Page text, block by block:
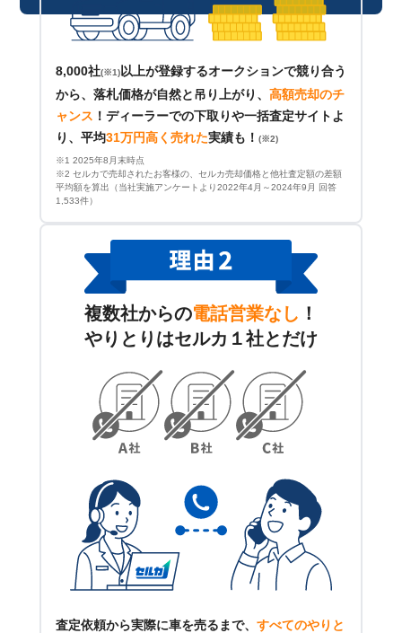
8,000社(※1) 以上が登録するオークションで競り合う
から、落札価格が自然と吊り上がり、 高額売却のチ
ャンス ！ ディーラーでの下取りや一括査定サイトよ
り、平均31万円高く売れた実績も！ (※2)
※1 2025年8月末時点
※2 セルカで売却されたお客様の、セルカ売却価格と他社査定額の差額
平均額を算出（当社実施アンケートより2022年4月～2024年9月 回答
1,533件）
複数社からの電話営業なし ！
やりとりはセルカ１社とだけ
査定依頼から実際に車を売るまで、 すべてのやりと